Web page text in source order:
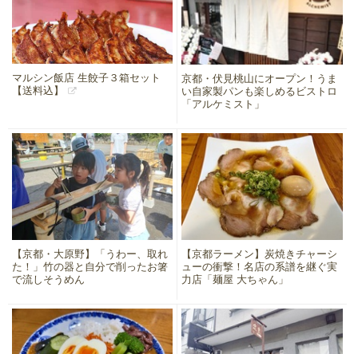
マルシン飯店 生餃子３箱セット
【送料込】
京都・伏見桃山にオープン！うま
い自家製パンも楽しめるビストロ
「アルケミスト」
【京都・大原野】「うわー、取れ
た！」竹の器と自分で削ったお箸
で流しそうめん
【京都ラーメン】炭焼きチャーシ
ューの衝撃！名店の系譜を継ぐ実
力店「麺屋 大ちゃん」